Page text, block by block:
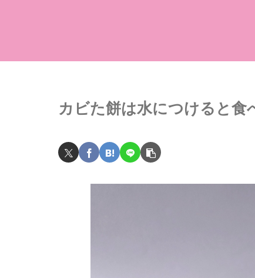
カビた餅は水につけると食